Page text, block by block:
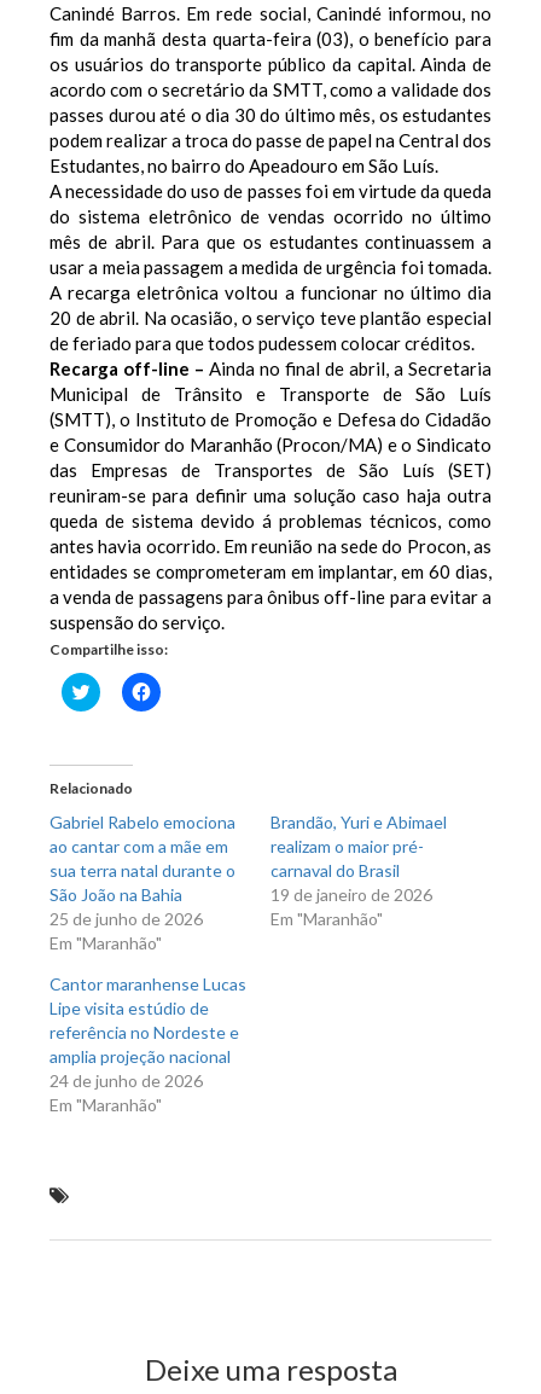
Canindé Barros. Em rede social, Canindé informou, no
fim da manhã desta quarta-feira (03), o benefício para
os usuários do transporte público da capital. Ainda de
acordo com o secretário da SMTT, como a validade dos
passes durou até o dia 30 do último mês, os estudantes
podem realizar a troca do passe de papel na Central dos
Estudantes, no bairro do Apeadouro em São Luís.
A necessidade do uso de passes foi em virtude da queda
do sistema eletrônico de vendas ocorrido no último
mês de abril. Para que os estudantes continuassem a
usar a meia passagem a medida de urgência foi tomada.
A recarga eletrônica voltou a funcionar no último dia
20 de abril. Na ocasião, o serviço teve plantão especial
de feriado para que todos pudessem colocar créditos.
Recarga off-line – Ainda no final de abril, a Secretaria
Municipal de Trânsito e Transporte de São Luís
(SMTT), o Instituto de Promoção e Defesa do Cidadão
e Consumidor do Maranhão (Procon/MA) e o Sindicato
das Empresas de Transportes de São Luís (SET)
reuniram-se para definir uma solução caso haja outra
queda de sistema devido á problemas técnicos, como
antes havia ocorrido. Em reunião na sede do Procon, as
entidades se comprometeram em implantar, em 60 dias,
a venda de passagens para ônibus off-line para evitar a
suspensão do serviço.
Compartilhe isso:
Clique
para
em
nova
janela)
Clique
para
Relacionado
Gabriel Rabelo emociona
ao cantar com a mãe em
sua terra natal durante o
São João na Bahia
25 de junho de 2026
Em "Maranhão"
Brandão, Yuri e Abimael
realizam o maior pré-
carnaval do Brasil
19 de janeiro de 2026
Em "Maranhão"
Cantor maranhense Lucas
Lipe visita estúdio de
referência no Nordeste e
amplia projeção nacional
24 de junho de 2026
Em "Maranhão"
Deixe uma resposta